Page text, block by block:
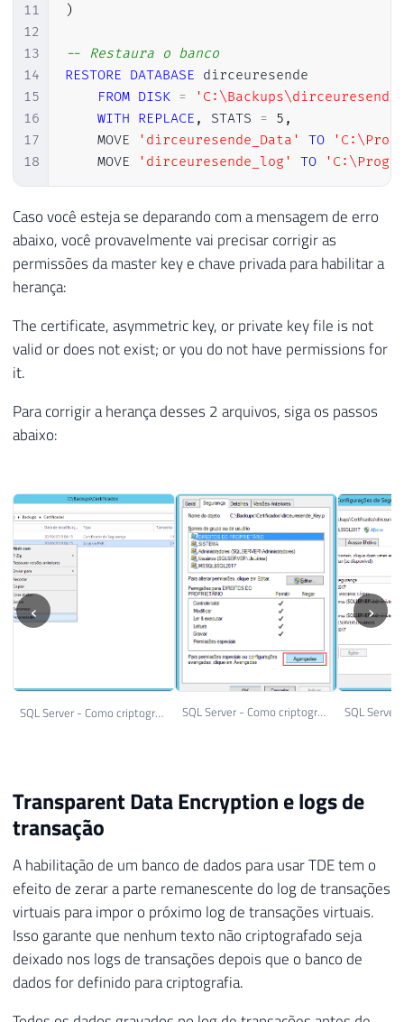
11
12
13
14
15
16
17
18
)
-- Restaura o banco
RESTORE DATABASE dirceuresende
FROM DISK =
WITH REPLACE , STATS = 5 ,
    MOVE
'dirceuresende_Data' TO
    MOVE
'dirceuresende_log' TO
Caso você esteja se deparando com a mensagem de erro
abaixo, você provavelmente vai precisar corrigir as
permissões da master key e chave privada para habilitar a
herança:
The certificate, asymmetric key, or private key file is not
valid or does not exist; or you do not have permissions for
it.
Para corrigir a herança desses 2 arquivos, siga os passos
abaixo:
‹
SQL Server - Como criptografar seus dados utilizando Always Encrypted ou Transparent Data Encryption (TDE) 14 SQL Server - Como criptografar seus dados utilizando Always Encrypted ou Transparent Data Encryption (TDE) 15
›
Transparent Data Encryption e logs de
transação
A habilitação de um banco de dados para usar TDE tem o
efeito de zerar a parte remanescente do log de transações
virtuais para impor o próximo log de transações virtuais.
Isso garante que nenhum texto não criptografado seja
deixado nos logs de transações depois que o banco de
dados for definido para criptografia.